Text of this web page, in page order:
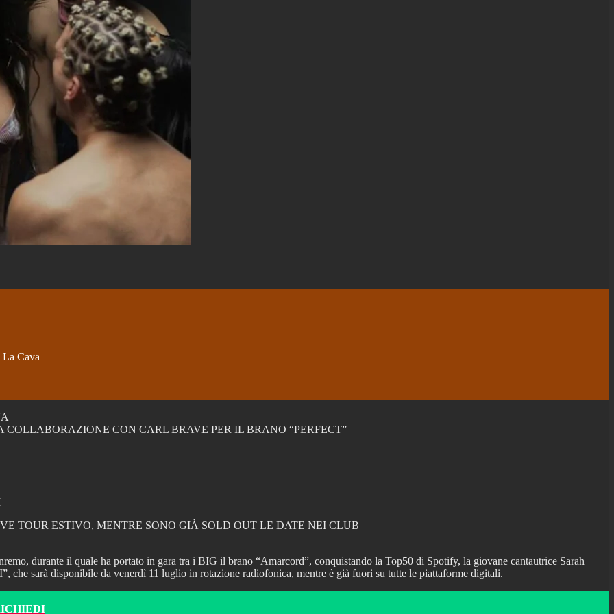
La Cava
COLLABORAZIONE CON CARL BRAVE PER IL BRANO “PERFECT”
TOUR ESTIVO, MENTRE SONO GIÀ SOLD OUT LE DATE NEI CLUB
durante il quale ha portato in gara tra i BIG il brano “Amarcord”, conquistando la Top50 di Spotify, la giovane cantautrice Sarah
che sarà disponibile da venerdì 11 luglio in rotazione radiofonica, mentre è già fuori su tutte le piattaforme digitali.